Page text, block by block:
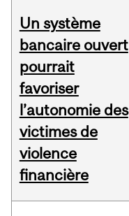
Un système
bancaire ouvert
pourrait
favoriser
l’autonomie des
victimes de
violence
financière